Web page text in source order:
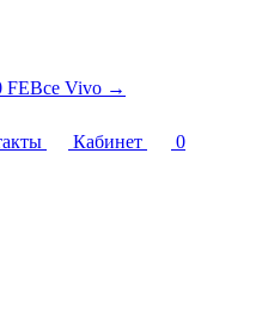
FEВсе Vivo →
Кабинет
0